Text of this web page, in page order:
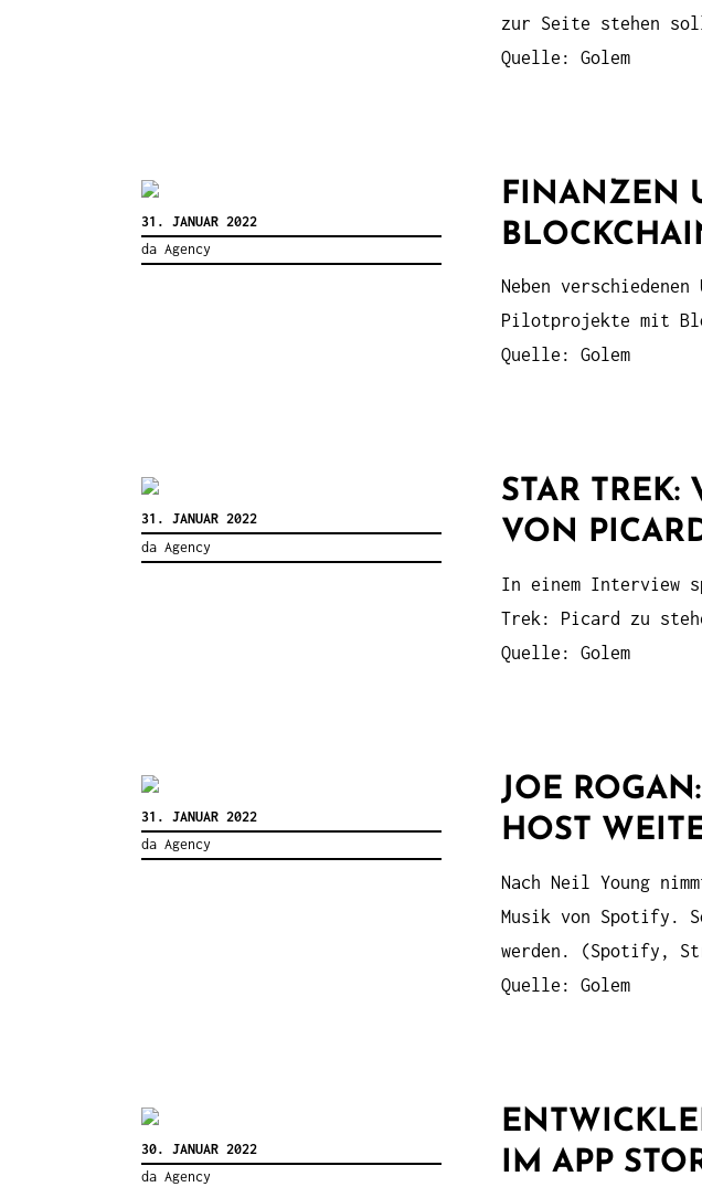
zur Seite stehen
Quelle: Golem
31. JANUAR 2022
da Agency
FINANZEN
Neben
Pilotprojekte mit
Quelle: Golem
31. JANUAR 2022
da Agency
STAR
VON
In einem Interview
Trek: Picard zu
Quelle: Golem
31. JANUAR 2022
da Agency
JOE
HOST
Nach Neil Young
Musik von Spotify.
werden. (Spotify,
Quelle: Golem
30. JANUAR 2022
da Agency
IM APP